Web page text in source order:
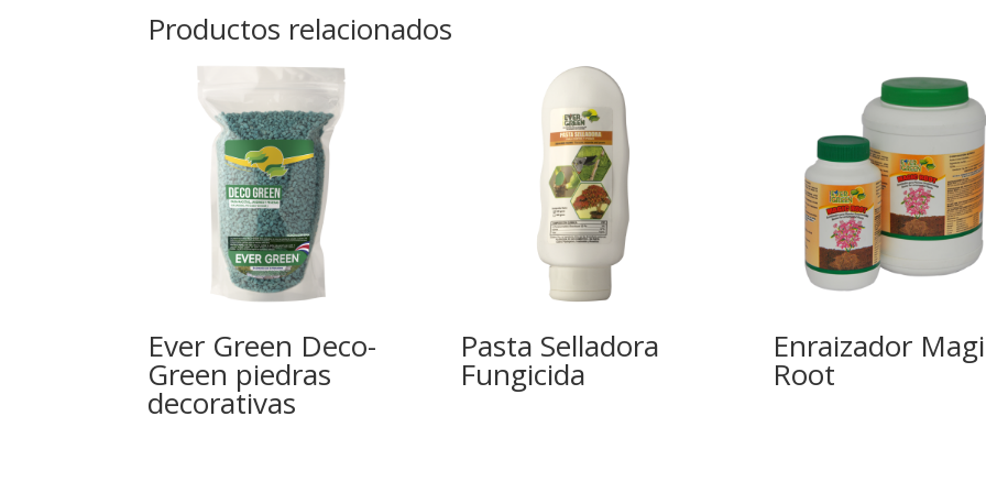
Productos relacionados
Ever Green Deco-
Green piedras
decorativas
Pasta Selladora
Fungicida
Enraizador
Root